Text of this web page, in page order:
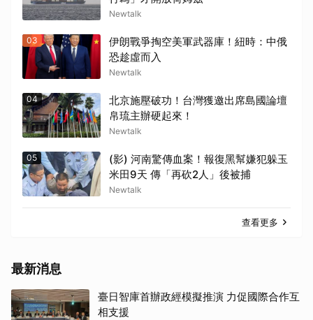
Newtalk
03
伊朗戰爭掏空美軍武器庫！紐時：中俄
恐趁虛而入
Newtalk
04
北京施壓破功！台灣獲邀出席島國論壇
帛琉主辦硬起來！
Newtalk
05
(影) 河南驚傳血案！報復黑幫嫌犯躲玉
米田9天 傳「再砍2人」後被捕
Newtalk
查看更多
最新消息
臺日智庫首辦政經模擬推演 力促國際合作互
相支援